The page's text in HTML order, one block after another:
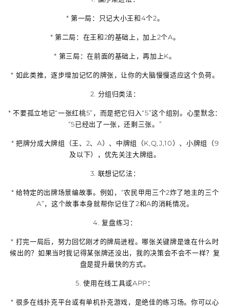
*第一局 ：只记大小王和4个2。
* 第二局 ：在王和2的基础上，加上2个A。
* 第三局 ：在前面的基础上，再加上K。
* 如此类推，逐步增加记忆的牌张，让你的大脑慢慢适应这个负荷。
2. 分组归类法：
* 不要孤立地记“一张红桃5”，而是把它归入“5”这个组别。心里默念：
“5已经出了一张，还剩三张。”
* 把牌分成大牌组（王、2、A）、中牌组（K,Q,J,10）、小牌组（9
及以下）
，优先关注大牌组。
3. 联想记忆法：
* 给特定的出牌场景编故事。例如，“农民甲用三个2炸了地主的三个
A”，这个故事本身就帮你记住了2和A的消耗情况。
4.复盘练习 ：
* 打完一局后，努力回忆刚才的牌局进程。哪张关键牌是谁在什么时
候出的？如果当时我记得某张牌还没出，我的决策会不会不一样？复
盘是提升最快的方式。
5.使用在线工具或APP：
* 很多在线扑克平台或有单机扑克游戏，是绝佳的练习场。你可以心